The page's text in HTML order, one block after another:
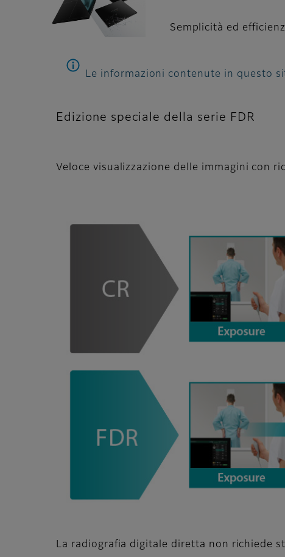
Semplicità ed
Le informazioni contenute in questo
Edizione speciale della serie FDR
Veloce visualizzazione delle immagini con
La radiografia digitale diretta non richiede